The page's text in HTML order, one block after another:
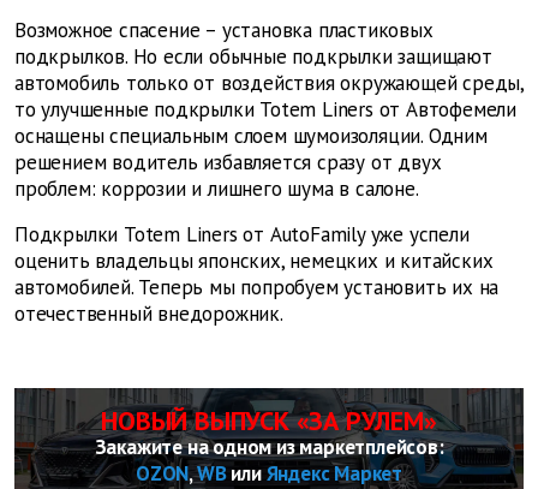
Возможное спасение – установка пластиковых
подкрылков. Но если обычные подкрылки защищают
автомобиль только от воздействия окружающей среды,
то улучшенные подкрылки Totem Liners от Автофемели
оснащены специальным слоем шумоизоляции. Одним
решением водитель избавляется сразу от двух
проблем: коррозии и лишнего шума в салоне.
Подкрылки Totem Liners от AutoFamily уже успели
оценить владельцы японских, немецких и китайских
автомобилей. Теперь мы попробуем установить их на
отечественный внедорожник.
НОВЫЙ ВЫПУСК «ЗА РУЛЕМ»
Закажите на одном из маркетплейсов:
OZON,WBилиЯндекс Маркет